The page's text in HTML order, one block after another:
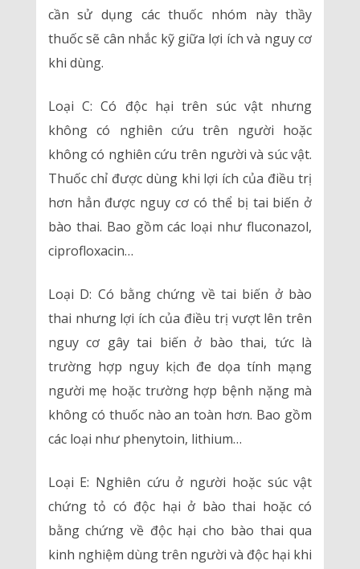
cần sử dụng các thuốc nhóm này thầy
thuốc sẽ cân nhắc kỹ giữa lợi ích và nguy cơ
khi dùng.
Loại C: Có độc hại trên súc vật nhưng
không có nghiên cứu trên người hoặc
không có nghiên cứu trên người và súc vật.
Thuốc chỉ được dùng khi lợi ích của điều trị
hơn hẳn được nguy cơ có thể bị tai biến ở
bào thai. Bao gồm các loại như fluconazol,
ciprofloxacin…
Loại D: Có bằng chứng về tai biến ở bào
thai nhưng lợi ích của điều trị vượt lên trên
nguy cơ gây tai biến ở bào thai, tức là
trường hợp nguy kịch đe dọa tính mạng
người mẹ hoặc trường hợp bệnh nặng mà
không có thuốc nào an toàn hơn. Bao gồm
các loại như phenytoin, lithium…
Loại E: Nghiên cứu ở người hoặc súc vật
chứng tỏ có độc hại ở bào thai hoặc có
bằng chứng về độc hại cho bào thai qua
kinh nghiệm dùng trên người và độc hại khi